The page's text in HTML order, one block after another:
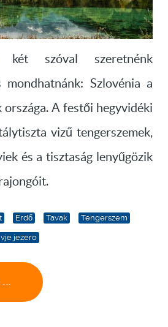
két szóval szeretnénk
mondhatnánk: Szlovénia a
országa. A festői hegyvidéki
vizű tengerszemek,
és a tisztaság lenyűgözik
Erdő Tavak Tengerszem
jezero